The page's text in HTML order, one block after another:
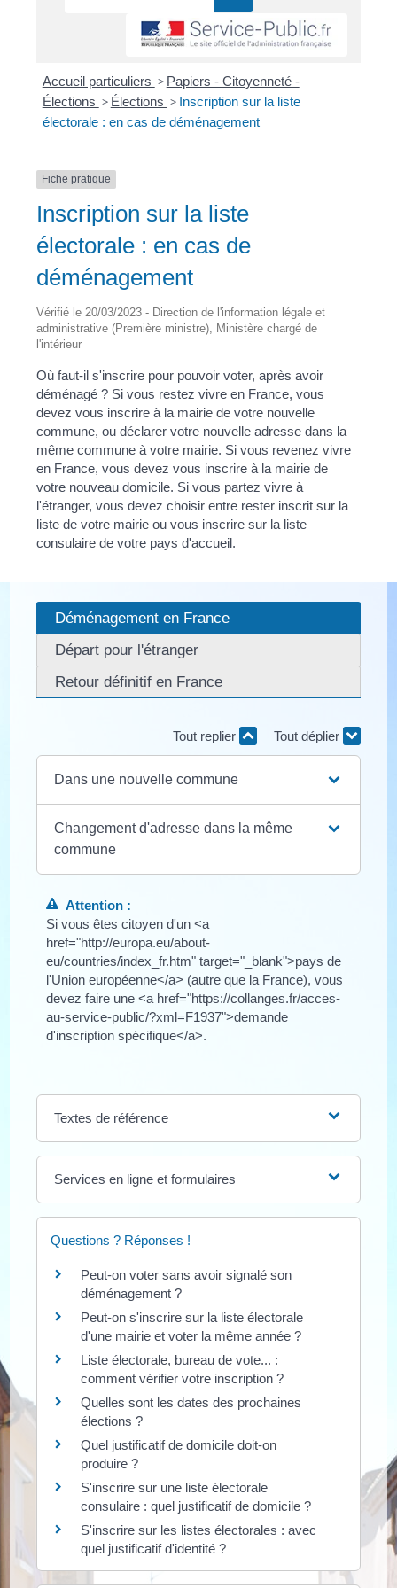
Accueil particuliers > Papiers - Citoyenneté -
Élections > Élections > Inscription sur la liste
électorale : en cas de déménagement
Fiche pratique
Inscription sur la liste
électorale : en cas de
déménagement
Vérifié le 20/03/2023 - Direction de l'information légale et
administrative (Première ministre), Ministère chargé de
l'intérieur
Où faut-il s'inscrire pour pouvoir voter, après avoir
déménagé ? Si vous restez vivre en France, vous
devez vous inscrire à la mairie de votre nouvelle
commune, ou déclarer votre nouvelle adresse dans la
même commune à votre mairie. Si vous revenez vivre
en France, vous devez vous inscrire à la mairie de
votre nouveau domicile. Si vous partez vivre à
l'étranger, vous devez choisir entre rester inscrit sur la
liste de votre mairie ou vous inscrire sur la liste
consulaire de votre pays d'accueil.
Déménagement en France
Départ pour l'étranger
Retour définitif en France
Tout replier Tout déplier
Dans une nouvelle commune
Changement d'adresse dans la même
commune
Attention :
Si vous êtes citoyen d'un <a
href="http://europa.eu/about-
eu/countries/index_fr.htm" target="_blank">pays de
l'Union européenne</a> (autre que la France), vous
devez faire une <a href="https://collanges.fr/acces-
au-service-public/?xml=F1937">demande
d'inscription spécifique</a>.
Textes de référence
Services en ligne et formulaires
Questions ? Réponses !
Peut-on voter sans avoir signalé son
déménagement ?
Peut-on s'inscrire sur la liste électorale
d'une mairie et voter la même année ?
Liste électorale, bureau de vote... :
comment vérifier votre inscription ?
Quelles sont les dates des prochaines
élections ?
Quel justificatif de domicile doit-on
produire ?
S'inscrire sur une liste électorale
consulaire : quel justificatif de domicile ?
S'inscrire sur les listes électorales : avec
quel justificatif d'identité ?